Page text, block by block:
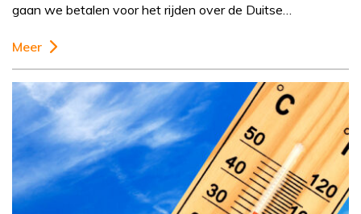
gaan we betalen voor het rijden over de Duitse…
Meer